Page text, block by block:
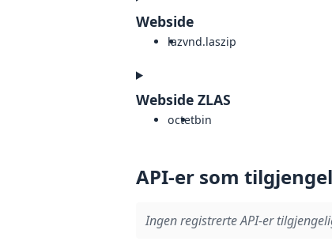
Webside
lazvnd.laszip
Webside ZLAS
octetbin
API-er som
Ingen registrerte API-er